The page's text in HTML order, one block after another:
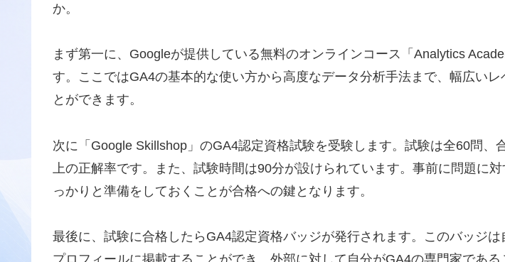
か。
まず第一に、Googleが提供している無料のオンラインコース「Analytics
す。ここではGA4の基本的な使い方から高度なデータ分析手法まで、幅広いレ
とができます。
次に「Google Skillshop」のGA4認定資格試験を受験します。試験は全60問、
上の正解率です。また、試験時間は90分が設けられています。事前に問題に
っかりと準備をしておくことが合格への鍵となります。
最後に、試験に合格したらGA4認定資格バッジが発行されます。このバッジ
プロフィールに掲載することができ、外部に対して自分がGA4の専門家である